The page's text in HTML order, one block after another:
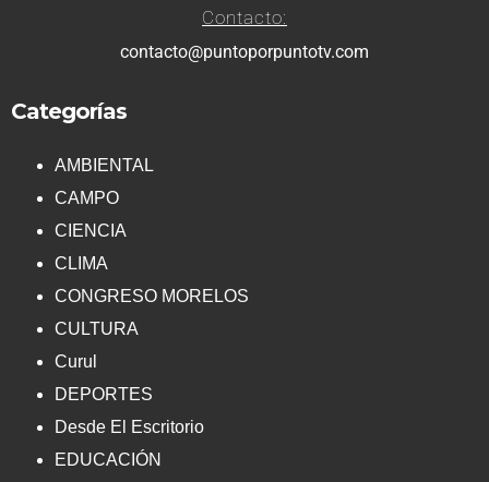
Contacto:
contacto@puntoporpuntotv.com
Categorías
AMBIENTAL
CAMPO
CIENCIA
CLIMA
CONGRESO MORELOS
CULTURA
Curul
DEPORTES
Desde El Escritorio
EDUCACIÓN